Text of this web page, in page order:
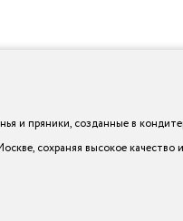
и пряники, созданные в
сохраняя высокое